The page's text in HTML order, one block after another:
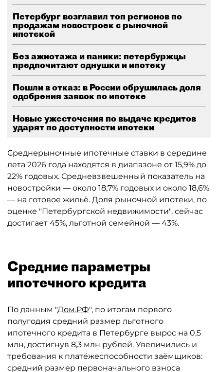
Петербург возглавил топ регионов по
продажам новостроек с рыночной
ипотекой
Без ажиотажа и паники: петербуржцы
предпочитают однушки и ипотеку
Пошли в отказ: в России обрушилась доля
одобрения заявок по ипотеке
Новые ужесточения по выдаче кредитов
ударят по доступности ипотеки
Среднерыночные ипотечные ставки в середине
лета 2026 года находятся в диапазоне от 15,9% до
22% годовых. Средневзвешенный показатель на
новостройки — около 18,7% годовых и около 18,6%
— на готовое жильё. Доля рыночной ипотеки, по
оценке "Петербургской недвижимости", сейчас
достигает 45%, льготной семейной — 43%.
Средние параметры
ипотечного кредита
По данным "Дом.РФ", по итогам первого
полугодия средний размер льготного
ипотечного кредита в Петербурге вырос на 0,5
млн, достигнув 8,3 млн рублей. Увеличились и
требования к платёжеспособности заёмщиков:
средний размер первоначального взноса